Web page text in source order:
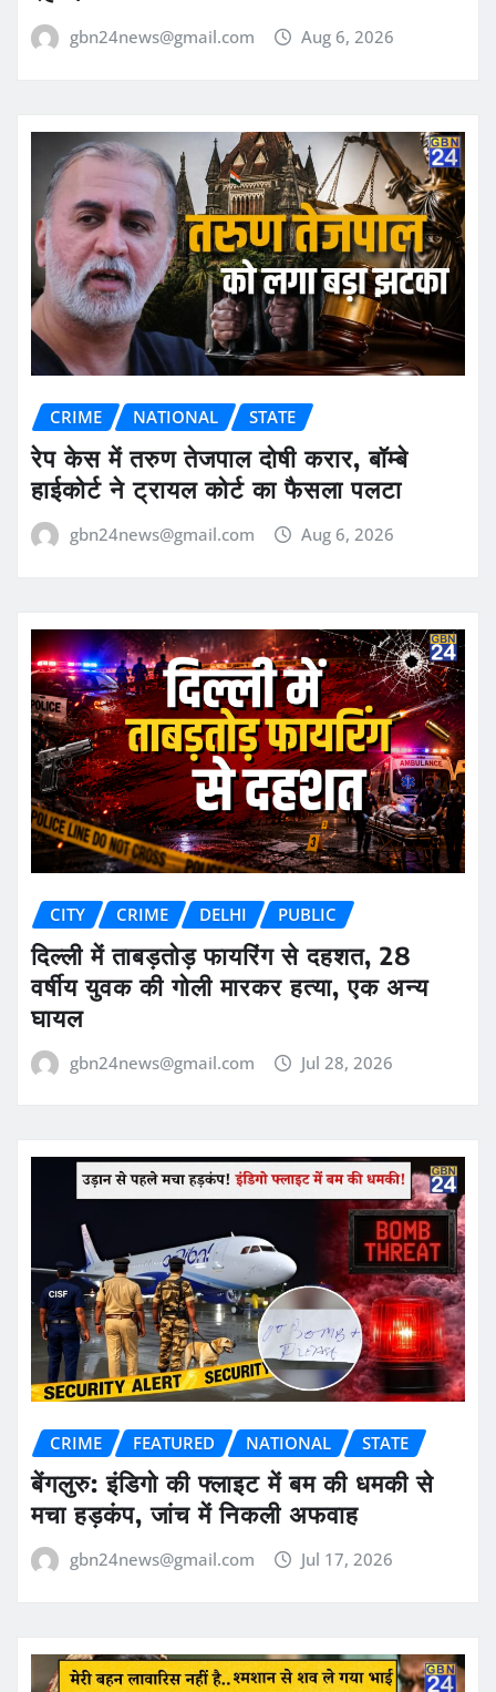
gbn24news@gmail.com Aug 6, 2026
CRIME NATIONAL STATE
रेप केस में तरुण तेजपाल दोषी करार, बॉम्बे
हाईकोर्ट ने ट्रायल कोर्ट का फैसला पलटा
gbn24news@gmail.com Aug 6, 2026
CITY CRIME DELHI PUBLIC
दिल्ली में ताबड़तोड़ फायरिंग से दहशत, 28
वर्षीय युवक की गोली मारकर हत्या, एक अन्य
घायल
gbn24news@gmail.com Jul 28, 2026
CRIME FEATURED NATIONAL STATE
बेंगलुरु: इंडिगो की फ्लाइट में बम की धमकी से
मचा हड़कंप, जांच में निकली अफवाह
gbn24news@gmail.com Jul 17, 2026